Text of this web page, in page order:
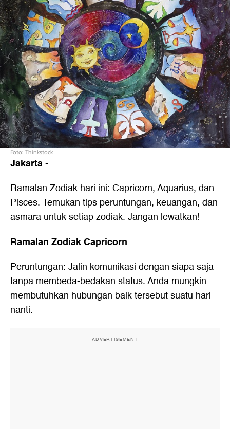
Foto: Thinkstock
Jakarta-
Ramalan Zodiak hari ini: Capricorn, Aquarius, dan
Pisces. Temukan tips peruntungan, keuangan, dan
asmara untuk setiap zodiak. Jangan lewatkan!
Ramalan Zodiak Capricorn
Peruntungan: Jalin komunikasi dengan siapa saja
tanpa membeda-bedakan status. Anda mungkin
membutuhkan hubungan baik tersebut suatu hari
nanti.
ADVERTISEMENT